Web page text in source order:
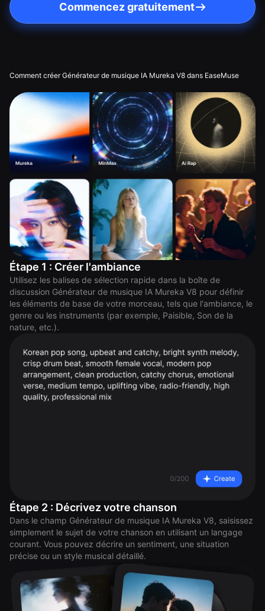
Commencez gratuitement
Comment créer Générateur de musique IA Mureka V8 dans EaseMuse
Étape 1 : Créer l'ambiance
Utilisez les balises de sélection rapide dans la boîte de
discussion Générateur de musique IA Mureka V8 pour définir
les éléments de base de votre morceau, tels que l'ambiance, le
genre ou les instruments (par exemple, Paisible, Son de la
nature, etc.).
Étape 2 : Décrivez votre chanson
Dans le champ Générateur de musique IA Mureka V8, saisissez
simplement le sujet de votre chanson en utilisant un langage
courant. Vous pouvez décrire un sentiment, une situation
précise ou un style musical détaillé.